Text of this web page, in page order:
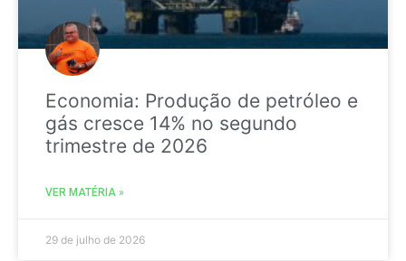
Economia: Produção de petróleo e
gás cresce 14% no segundo
trimestre de 2026
VER MATÉRIA »
29 de julho de 2026